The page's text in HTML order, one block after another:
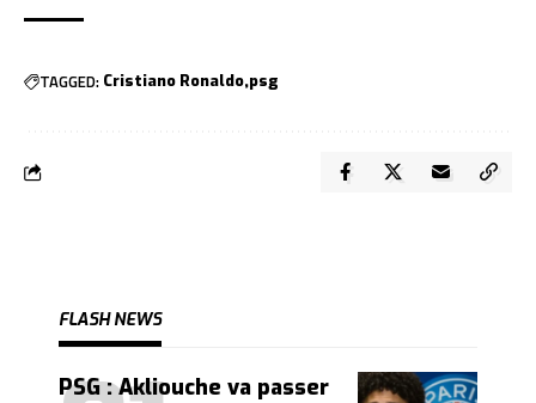
TAGGED: Cristiano Ronaldo psg
FLASH NEWS
PSG : Akliouche va passer